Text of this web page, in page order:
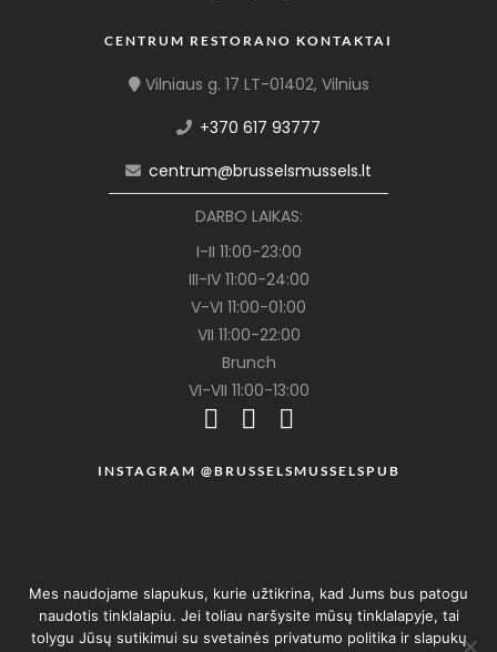
CENTRUM RESTORANO KONTAKTAI
Vilniaus g. 17 LT-01402, Vilnius
+370 617 93777
centrum@brusselsmussels.lt
DARBO LAIKAS:
I-II 11:00-23:00
III-IV 11:00-24:00
V-VI 11:00-01:00
VII 11:00-22:00
Brunch
VI-VII 11:00-13:00
INSTAGRAM @BRUSSELSMUSSELSPUB
Mes naudojame slapukus, kurie užtikrina, kad Jums bus patogu
naudotis tinklalapiu. Jei toliau naršysite mūsų tinklalapyje, tai
tolygu Jūsų sutikimui su svetainės privatumo politika ir slapukų